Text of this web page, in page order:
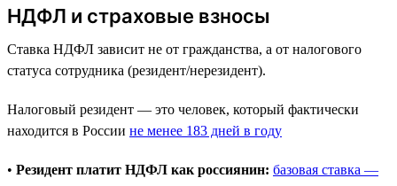
НДФЛ и страховые взносы
Ставка НДФЛ зависит не от гражданства, а от налогового
статуса сотрудника (резидент/нерезидент).
Налоговый резидент — это человек, который фактически
находится в России не менее 183 дней в году
• Резидент платит НДФЛ как россиянин: базовая ставка —